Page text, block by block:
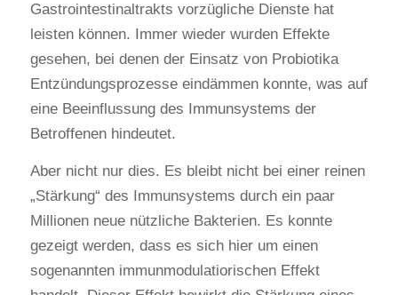
Gastrointestinaltrakts vorzügliche Dienste hat
leisten können. Immer wieder wurden Effekte
gesehen, bei denen der Einsatz von Probiotika
Entzündungsprozesse eindämmen konnte, was auf
eine Beeinflussung des Immunsystems der
Betroffenen hindeutet.
Aber nicht nur dies. Es bleibt nicht bei einer reinen
„Stärkung“ des Immunsystems durch ein paar
Millionen neue nützliche Bakterien. Es konnte
gezeigt werden, dass es sich hier um einen
sogenannten immunmodulatiorischen Effekt